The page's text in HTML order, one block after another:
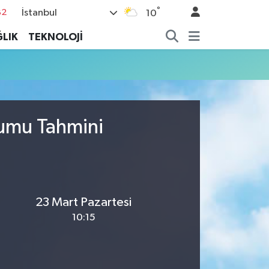
İstanbul 10°
TEKNOLOJİ
Tahmini
23 Mart Pazartesi
10:15